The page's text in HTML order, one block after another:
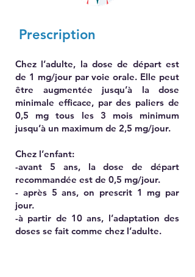
Prescription
Chez l’adulte, la dose de départ est
de 1 mg/jour par voie orale. Elle peut
être augmentée jusqu’à la dose
minimale efficace, par des paliers de
0,5 mg tous les 3 mois minimum
jusqu’à un maximum de 2,5 mg/jour.
Chez l’enfant:
-avant 5 ans, la dose de départ
recommandée est de 0,5 mg/jour.
- après 5 ans, on prescrit 1 mg par
jour.
-à partir de 10 ans, l’adaptation des
doses se fait comme chez l’adulte.